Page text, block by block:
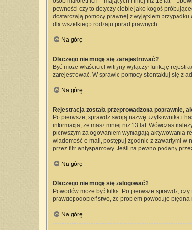
pewności czy to dotyczy ciebie jako kogoś
dostarczają pomocy prawnej z wyjątkiem
dla wszelkiego rodzaju porad prawnych.
Na górę
Dlaczego nie mogę się zarejestrować?
Być może właściciel witryny wyłączył funkcję
zarejestrować. W sprawie pomocy skontaktuj się z
Na górę
Rejestracja została przeprowadzona poprawnie,
Po pierwsze, sprawdź swoją nazwę użytkownika i
informacja, że masz mniej niż 13 lat. Wówczas
pierwszym zalogowaniem wymagają aktywowania
wiadomość e-mail, postępuj zgodnie z zawartymi w
przez filtr antyspamowy. Jeśli na pewno podany
Na górę
Dlaczego nie mogę się zalogować?
Powodów może być kilka. Po pierwsze sprawdź,
prawdopodobieństwo, że problem powoduje
Na górę